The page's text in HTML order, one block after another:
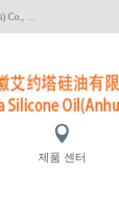
Welcome to Iota Silicone Oil (Anhui) Co., Ltd.!
제품 센터